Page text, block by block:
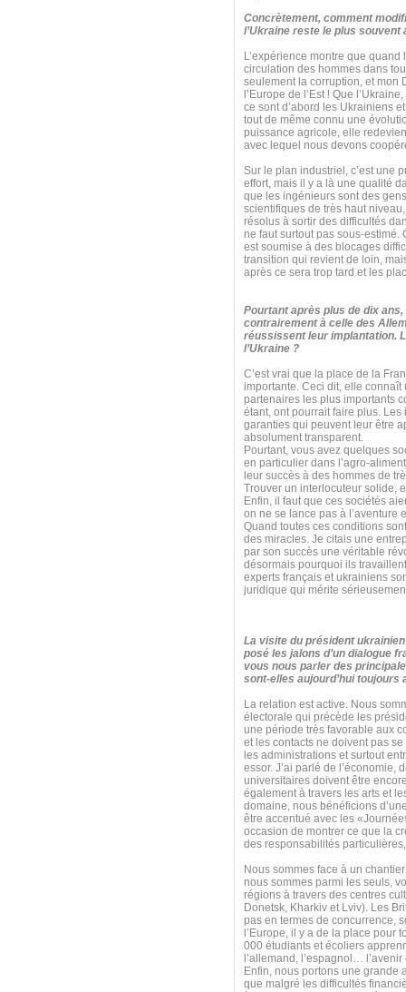
Concrètement, comment
l’Ukraine reste le plus
L’expérience montre que
circulation des hommes dans
seulement la corruption, et mon
l’Europe de l’Est ! Que
ce sont d’abord les Ukrainiens
tout de même connu une
puissance agricole, elle
avec lequel nous devons
Sur le plan industriel, c’est une
effort, mais il y a là une qualité
que les ingénieurs sont des
scientifiques de très haut
résolus à sortir des difficultés
ne faut surtout pas sous-
est soumise à des blocages
transition qui revient de loin,
après ce sera trop tard et les
Pourtant après plus de dix
contrairement à celle des
réussissent leur implantation.
l’Ukraine ?
C’est vrai que la place de la
importante. Ceci dit, elle
partenaires les plus importants
étant, ont pourrait faire plus.
garanties qui peuvent leur être
absolument transparent.
Pourtant, vous avez quelques
en particulier dans l’agro-
leur succès à des hommes de
Trouver un interlocuteur solide,
Enfin, il faut que ces sociétés
on ne se lance pas à l’aventure
Quand toutes ces conditions
des miracles. Je citais une
par son succès une véritable
désormais pourquoi ils
experts français et ukrainiens
juridique qui mérite
La visite du président
posé les jalons d’un dialogue
vous nous parler des
sont-elles aujourd’hui toujours
La relation est active. Nous
électorale qui précède les
une période très favorable aux
et les contacts ne doivent pas
les administrations et surtout
essor. J’ai parlé de l’économie,
universitaires doivent être
également à travers les arts et
domaine, nous bénéficions
être accentué avec les
occasion de montrer ce que la
des responsabilités
Nous sommes face à un
nous sommes parmi les seuls,
régions à travers des centres
Donetsk, Kharkiv et Lviv). Les
pas en termes de concurrence,
l’Europe, il y a de la place pour
000 étudiants et écoliers
l’allemand, l’espagnol…
Enfin, nous portons une grande
que malgré les difficultés